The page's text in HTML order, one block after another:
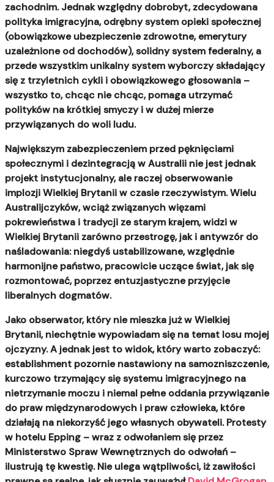
zachodnim. Jednak względny dobrobyt, zdecydowana
polityka imigracyjna, odrębny system opieki społecznej
(obowiązkowe ubezpieczenie zdrowotne, emerytury
uzależnione od dochodów), solidny system federalny, a
przede wszystkim unikalny system wyborczy składający
się z trzyletnich cykli i obowiązkowego głosowania –
wszystko to, chcąc nie chcąc, pomaga utrzymać
polityków na krótkiej smyczy i w dużej mierze
przywiązanych do woli ludu.
Największym zabezpieczeniem przed pęknięciami
społecznymi i dezintegracją w Australii nie jest jednak
projekt instytucjonalny, ale raczej obserwowanie
implozji Wielkiej Brytanii w czasie rzeczywistym.Wielu
Australijczyków, wciąż związanych więzami
pokrewieństwa i tradycji ze starym krajem, widzi w
Wielkiej Brytanii zarówno przestrogę, jak i antywzór do
naśladowania: niegdyś ustabilizowane, względnie
harmonijne państwo, pracowicie uczące świat, jak się
rozmontować, poprzez entuzjastyczne przyjęcie
liberalnych dogmatów.
Jako obserwator, który nie mieszka już w Wielkiej
Brytanii, niechętnie wypowiadam się na temat losu mojej
ojczyzny. A jednak jest to widok, który warto zobaczyć:
establishment pozornie nastawiony na samozniszczenie,
kurczowo trzymający się systemu imigracyjnego na
nietrzymanie moczu i niemal pełne oddania przywiązanie
do praw międzynarodowych i praw człowieka, które
działają na niekorzyść jego własnych obywateli. Protesty
w hotelu Epping – wraz z odwołaniem się przez
Ministerstwo Spraw Wewnętrznych do odwołań –
ilustrują tę kwestię. Nie ulega wątpliwości, iż zawiłości